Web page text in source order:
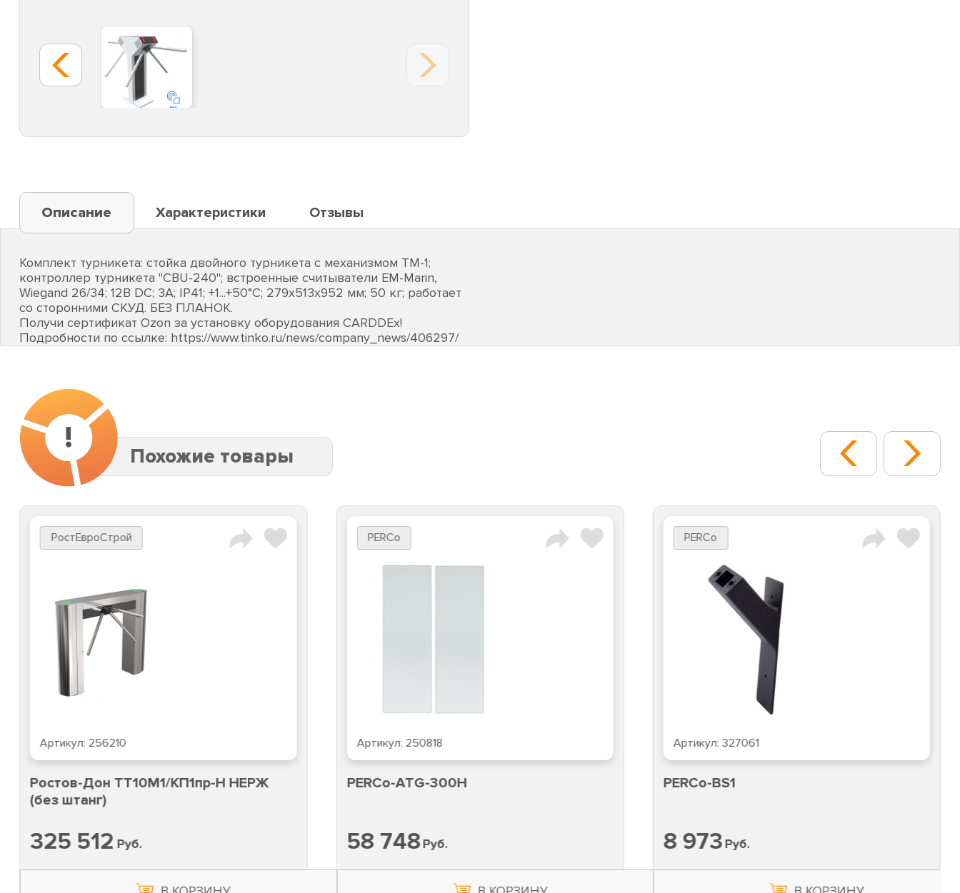
Описание Характеристики Отзывы
Комплект турникета: стойка двойного турникета с механизмом ТМ-1;
контроллер турникета "CBU-240"; встроенные считыватели EM-Marin,
Wiegand 26/34; 12В DC; 3А; IP41; +1...+50°C; 279х513х952 мм; 50 кг; работает
со сторонними СКУД. БЕЗ ПЛАНОК.
Получи сертификат Ozon за установку оборудования CARDDEх!
Подробности по ссылке: https://www.tinko.ru/news/company_news/406297/
!
Похожие товары
РостЕвроСтрой
Артикул: 256210
Ростов-Дон ТТ10М1/КП1пр-Н НЕРЖ
(без штанг)
325 512 Руб.
PERCo
Артикул: 250818
PERCo-ATG-300H
58 748Руб.
PERCo
Артикул:327061
PERCo-BS1
8 973Руб.